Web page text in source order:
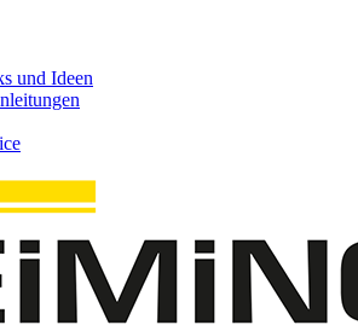
und Ideen